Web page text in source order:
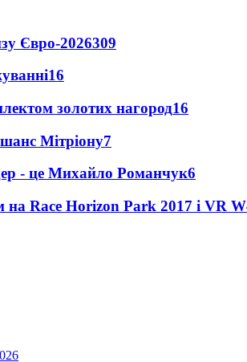
Євро-2026309
16
золотих нагород16
Мітріону7
- це Михайло Романчук6
на Race Horizon Park 2017 і VR W